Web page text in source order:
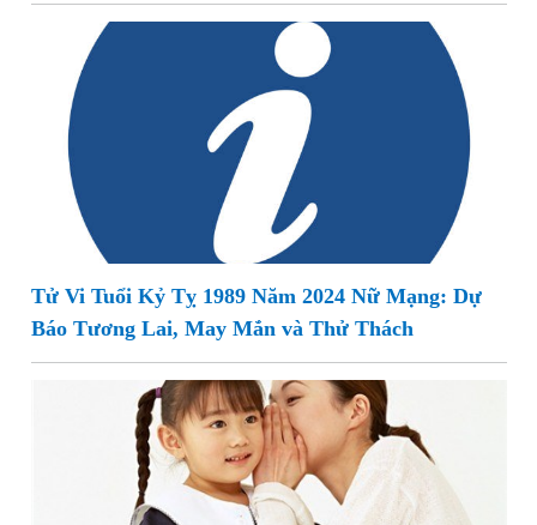
Tử Vi Tuổi Kỷ Tỵ 1989 Năm 2024 Nữ Mạng: Dự
Báo Tương Lai, May Mắn và Thử Thách